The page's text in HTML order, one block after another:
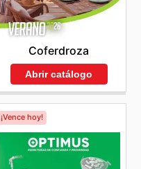
Coferdroza
Abrir catálogo
¡Vence hoy!